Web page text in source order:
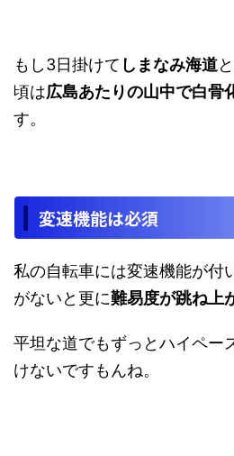
もし3日掛けて しまなみ海道
頃は広島あたりの山中で白骨
す。
変速機能は必須
私の自転車には変速機能が付
がないと更に難易度が跳ね上
平坦な道でもずっとハイペー
けないですもんね。